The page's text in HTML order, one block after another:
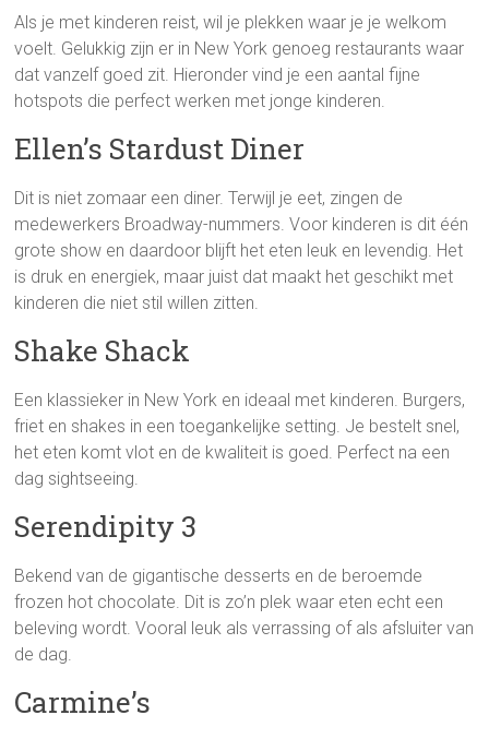
Als je met kinderen reist, wil je plekken waar je je welkom
voelt. Gelukkig zijn er in New York genoeg restaurants waar
dat vanzelf goed zit. Hieronder vind je een aantal fijne
hotspots die perfect werken met jonge kinderen.
Ellen’s Stardust Diner
Dit is niet zomaar een diner. Terwijl je eet, zingen de
medewerkers Broadway-nummers. Voor kinderen is dit één
grote show en daardoor blijft het eten leuk en levendig. Het
is druk en energiek, maar juist dat maakt het geschikt met
kinderen die niet stil willen zitten.
Shake Shack
Een klassieker in New York en ideaal met kinderen. Burgers,
friet en shakes in een toegankelijke setting. Je bestelt snel,
het eten komt vlot en de kwaliteit is goed. Perfect na een
dag sightseeing.
Serendipity 3
Bekend van de gigantische desserts en de beroemde
frozen hot chocolate. Dit is zo’n plek waar eten echt een
beleving wordt. Vooral leuk als verrassing of als afsluiter van
de dag.
Carmine’s